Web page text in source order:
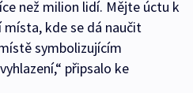
než milion lidí. Mějte úctu k
místa, kde se dá naučit
symbolizujícím
připsalo ke